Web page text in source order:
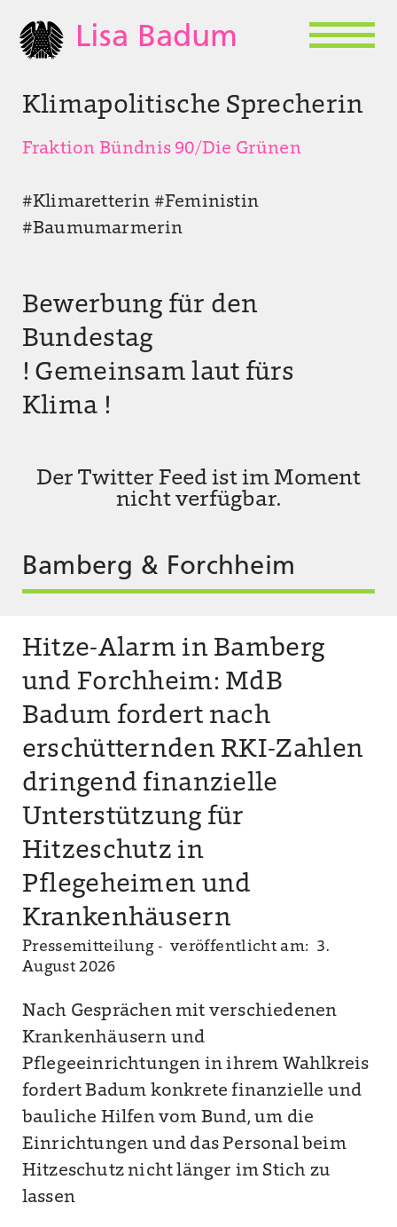
Lisa Badum
Klimapolitische Sprecherin
Fraktion Bündnis 90/Die Grünen
#Klimaretterin #Feministin
#Baumumarmerin
Bewerbung für den
Bundestag
! Gemeinsam laut fürs
Klima !
Der Twitter Feed ist im Moment
nicht verfügbar.
Bamberg & Forchheim
Hitze-Alarm in Bamberg
und Forchheim: MdB
Badum fordert nach
erschütternden RKI-Zahlen
dringend finanzielle
Unterstützung für
Hitzeschutz in
Pflegeheimen und
Krankenhäusern
Pressemitteilung - veröffentlicht am: 3.
August 2026
Nach Gesprächen mit verschiedenen
Krankenhäusern und
Pflegeeinrichtungen in ihrem Wahlkreis
fordert Badum konkrete finanzielle und
bauliche Hilfen vom Bund, um die
Einrichtungen und das Personal beim
Hitzeschutz nicht länger im Stich zu
lassen